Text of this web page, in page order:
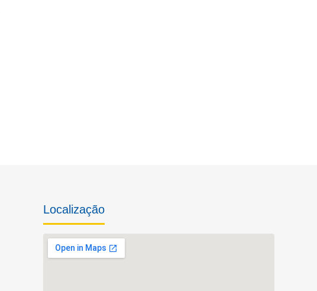
Localização